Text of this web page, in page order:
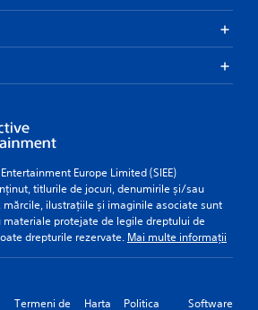
Europe Limited (SIEE)
titlurile de jocuri, denumirile și/sau
ilustrațiile și imaginile asociate sunt
protejate de legile dreptului de
drepturile rezervate. Mai multe informații
Termeni de
Harta
Politica
Software